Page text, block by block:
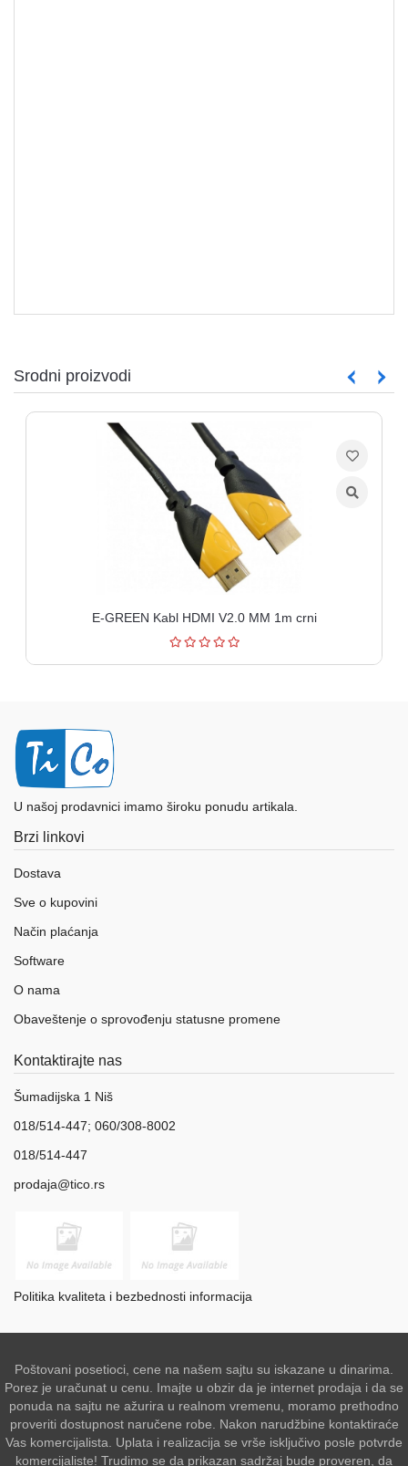
Srodni proizvodi
E-GREEN Kabl HDMI V2.0 MM 1m crni
U našoj prodavnici imamo široku ponudu artikala.
Brzi linkovi
Dostava
Sve o kupovini
Način plaćanja
Software
O nama
Obaveštenje o sprovođenju statusne promene
Kontaktirajte nas
Šumadijska 1 Niš
018/514-447; 060/308-8002
018/514-447
prodaja@tico.rs
Politika kvaliteta i bezbednosti informacija
Poštovani posetioci, cene na našem sajtu su iskazane u dinarima.
Porez je uračunat u cenu. Imajte u obzir da je internet prodaja i da se
ponuda na sajtu ne ažurira u realnom vremenu, moramo prethodno
proveriti dostupnost naručene robe. Nakon narudžbine kontaktiraće
Vas komercijalista. Uplata i realizacija se vrše isključivo posle potvrde
komercijaliste! Trudimo se da prikazan sadržaj bude proveren, da